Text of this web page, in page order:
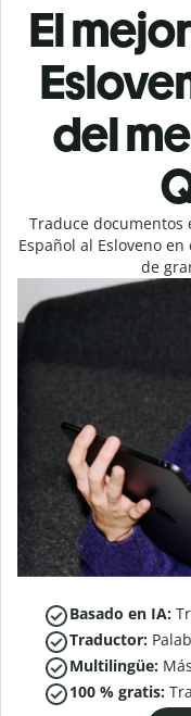
El
del
Traduce documentos
Español al Esloveno
de
Basado en IA:
Traductor:
Multilingüe:
100 % gratis: